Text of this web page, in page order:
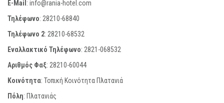
E-Mail: info@rania-hotel.com
Τηλέφωνο: 28210-68840
Τηλέφωνο 2: 28210-68532
Εναλλακτικό Τηλέφωνο: 2821-068532
Αριθμός Φαξ: 28210-60044
Κοινότητα: Τοπική Κοινότητα Πλατανιά
Πόλη: Πλατανιάς